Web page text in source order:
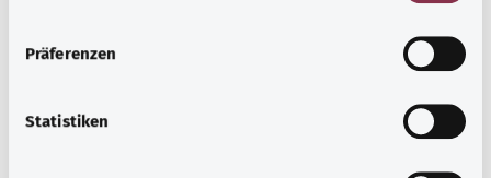
Präferenzen
Statistiken
Informationsangebote zu bestimmten
Mehr erfahren